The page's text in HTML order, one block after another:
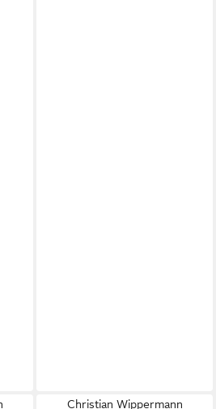
Christian Wippermann